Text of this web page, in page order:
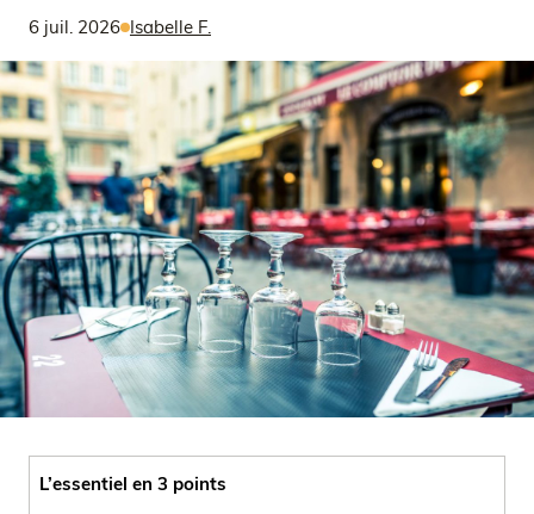
6 juil. 2026 Isabelle F.
L’essentiel en 3 points